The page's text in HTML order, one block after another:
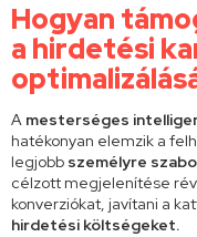
Hogyan
a hirdetési
A mesterséges
hatékonyan elemzik a
legjobb személyre
célzott megjelenítése
konverziókat, javítani a
hirdetési költségeket.